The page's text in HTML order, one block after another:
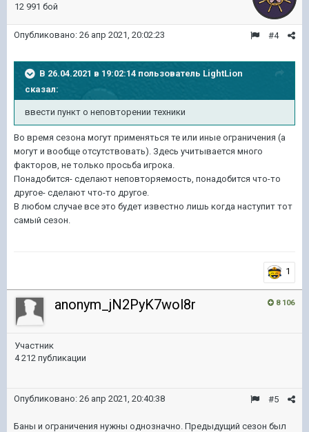
12 991 бой
#4
Опубликовано: 26 апр 2021, 20:02:23
В 26.04.2021 в 19:02:14 пользователь LightLion
сказал:
ввести пункт о неповторении техники
Во время сезона могут применяться те или иные ограничения (а
могут и вообще отсутствовать). Здесь учитывается много
факторов, не только просьба игрока.
Понадобится- сделают неповторяемость, понадобится что-то
другое- сделают что-то другое.
В любом случае все это будет известно лишь когда наступит тот
самый сезон.
1
8 106
anonym_jN2PyK7wol8r
Участник
4 212 публикации
#5
Опубликовано: 26 апр 2021, 20:40:38
Баны и ограничения нужны однозначно. Предыдущий сезон был